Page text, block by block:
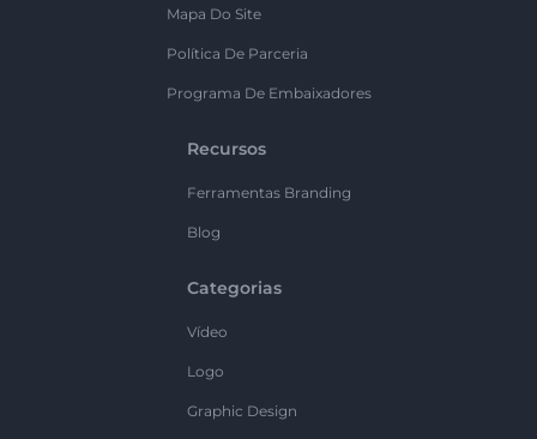
Mapa Do Site
Política De Parceria
Programa De Embaixadores
Recursos
Ferramentas Branding
Blog
Categorias
Vídeo
Logo
Graphic Design